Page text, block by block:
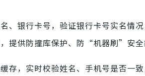
、银行卡号，验证银行卡号实名情
提供防撞库保护、防“机器刷”安全
存，实时校验姓名、手机号是否一